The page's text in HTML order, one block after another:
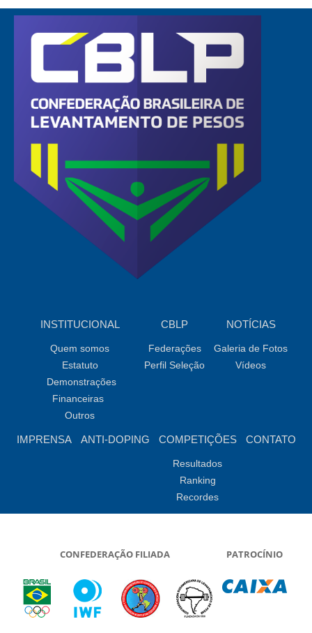
INSTITUCIONAL
Quem somos
Estatuto
Demonstrações
Financeiras
Outros
CBLP
Federações
Perfil Seleção
NOTÍCIAS
Galeria de Fotos
Vídeos
IMPRENSA ANTI-DOPING COMPETIÇÕES
Resultados
Ranking
Recordes
CONTATO
CONFEDERAÇÃO FILIADA PATROCÍNIO